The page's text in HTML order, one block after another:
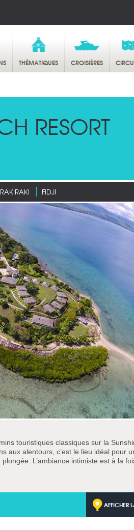
THÉMATIQUES CROISIÈRES
RESORT
RAKIRAKI FIDJI
touristiques classiques sur la
aux alentours, c’est le lieu idéal pour
L’ambiance intimiste est à la
AFFICHER